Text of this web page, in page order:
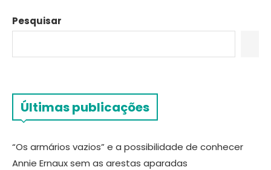
Pesquisar
Últimas publicações
“Os armários vazios” e a possibilidade de conhecer
Annie Ernaux sem as arestas aparadas